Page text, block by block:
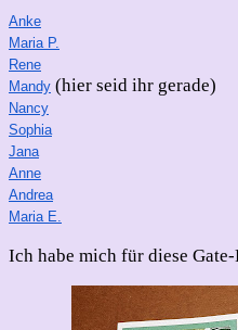
Anke
Maria P.
Rene
Mandy (hier seid ihr gerade)
Nancy
Sophia
Jana
Anne
Andrea
Maria E.
Ich habe mich für diese